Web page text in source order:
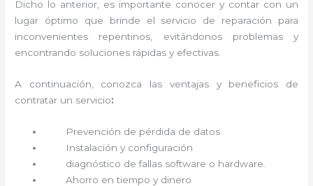
Dicho lo anterior, es importante conocer y contar con un
lugar óptimo que brinde el servicio de reparación
para
inconvenientes repentinos, evitándonos problemas y
encontrando soluciones rápidas y efectivas.
A continuación, conozca las ventajas y beneficios de
contratar un servicio:
Prevención de pérdida de datos
Instalación y configuración
diagnóstico de fallas software o hardware
Ahorro en tiempo y dinero